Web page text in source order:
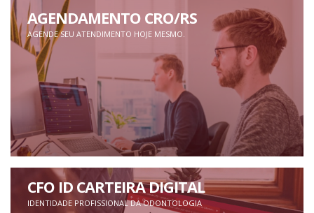
AGENDAMENTO CRO/RS
AGENDE SEU ATENDIMENTO HOJE MESMO.
CFO ID CARTEIRA DIGITAL
IDENTIDADE PROFISSIONAL DA ODONTOLOGIA